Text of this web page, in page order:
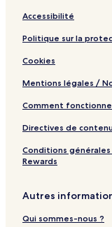
Accessibilité
Politique sur la
Cookies
Mentions légales /
Comment
Directives de
Conditions
Rewards
Autres
Qui sommes-nous ?